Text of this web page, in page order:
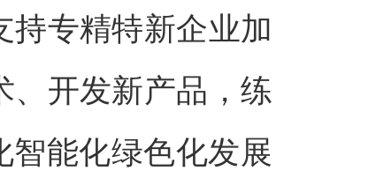
持专精特新企业加
、开发新产品，练
智能化绿色化发展